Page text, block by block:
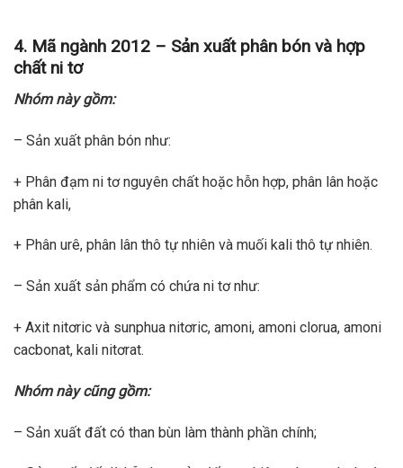
4. Mã ngành 2012 – Sản xuất phân bón và hợp
chất ni tơ
Nhóm này gồm:
– Sản xuất phân bón như:
+ Phân đạm ni tơ nguyên chất hoặc hỗn hợp, phân lân hoặc
phân kali,
+ Phân urê, phân lân thô tự nhiên và muối kali thô tự nhiên.
– Sản xuất sản phẩm có chứa ni tơ như:
+ Axit nitơric và sunphua nitơric, amoni, amoni clorua, amoni
cacbonat, kali nitơrat.
Nhóm này cũng gồm:
– Sản xuất đất có than bùn làm thành phần chính;